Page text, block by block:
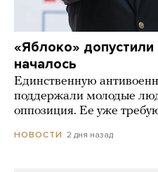
«Яблоко»
началось
Единственную
поддержали молодые
оппозиция. Ее уже
НОВОСТИ 2 дня назад